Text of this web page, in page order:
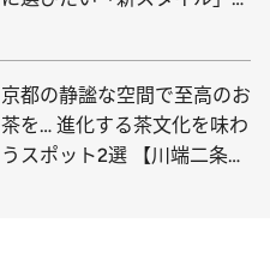
京都の静謐な空間で至高のお
茶を… 進化する茶文化を味わ
うスポット2選 【川端二条・